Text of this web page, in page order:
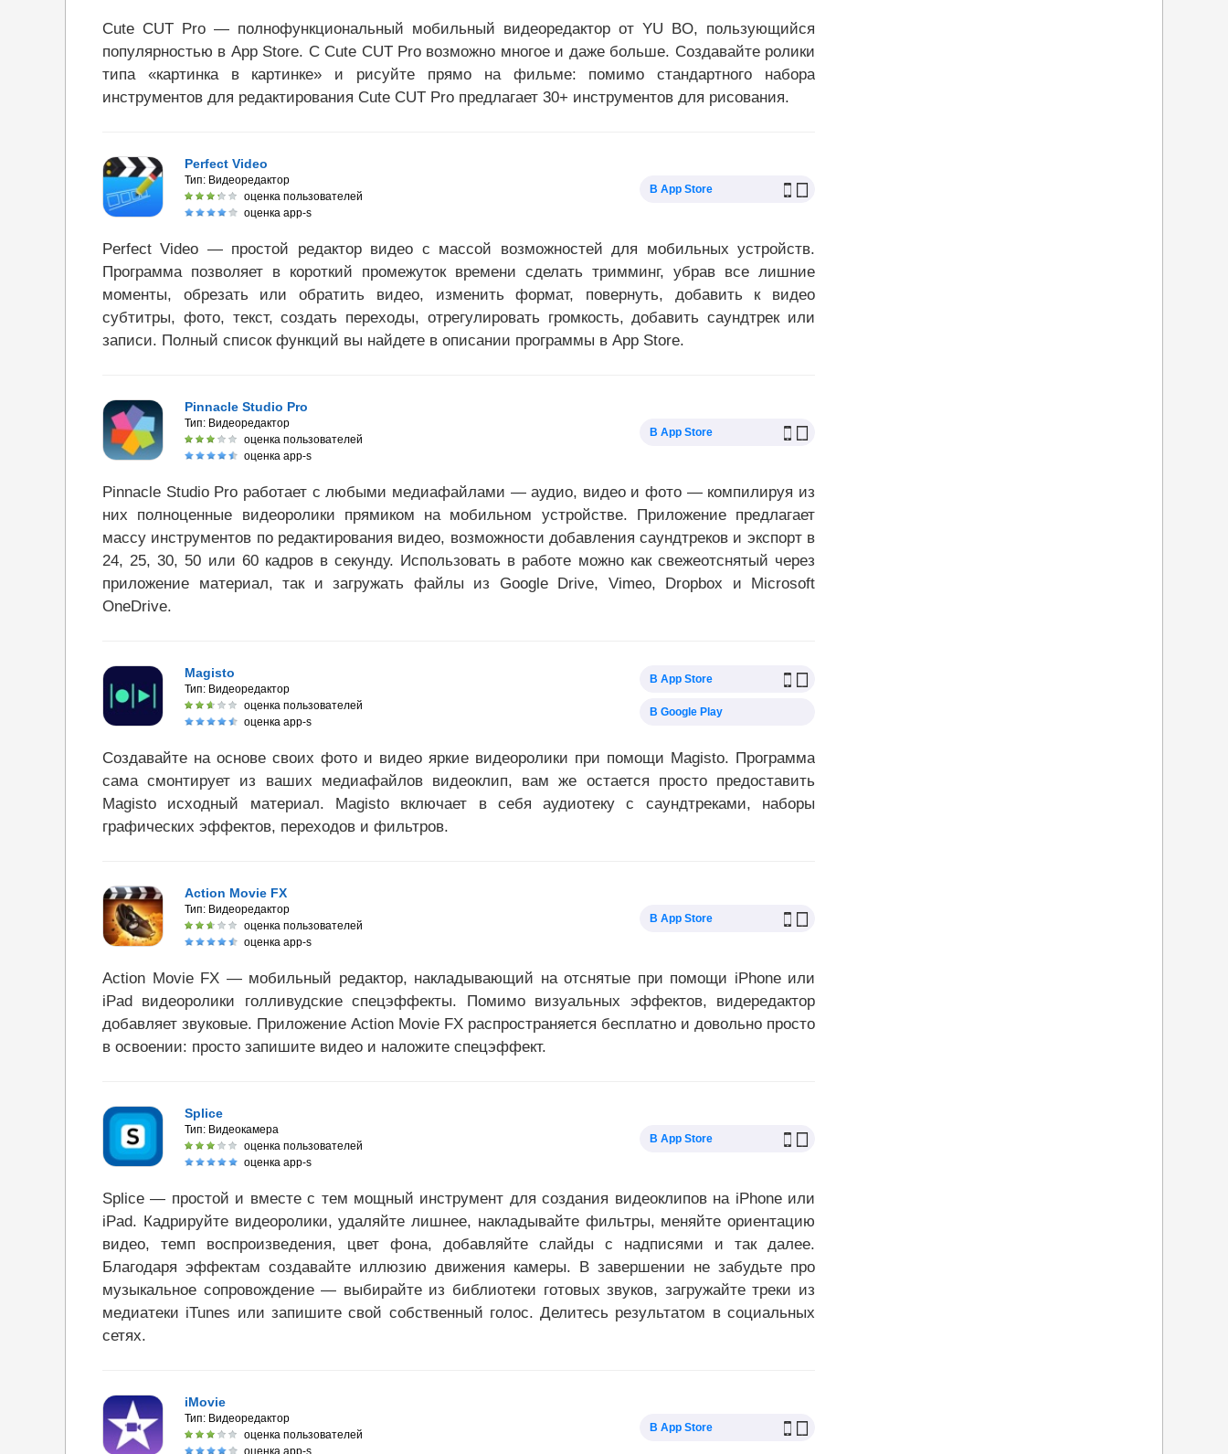
Cute CUT Pro — полнофункциональный мобильный видеоредактор от YU BO, пользующийся
популярностью в App Store. С Cute CUT Pro возможно многое и даже больше. Создавайте ролики
типа «картинка в картинке» и рисуйте прямо на фильме: помимо стандартного набора
инструментов для редактирования Cute CUT Pro предлагает 30+ инструментов для рисования.
Perfect Video
Тип: Видеоредактор
оценка пользователей
оценка app-s
В App Store
Perfect Video — простой редактор видео с массой возможностей для мобильных устройств.
Программа позволяет в короткий промежуток времени сделать тримминг, убрав все лишние
моменты, обрезать или обратить видео, изменить формат, повернуть, добавить к видео
субтитры, фото, текст, создать переходы, отрегулировать громкость, добавить саундтрек или
записи. Полный список функций вы найдете в описании программы в App Store.
Pinnacle Studio Pro
Тип: Видеоредактор
оценка пользователей
оценка app-s
В App Store
Pinnacle Studio Pro работает с любыми медиафайлами — аудио, видео и фото — компилируя из
них полноценные видеоролики прямиком на мобильном устройстве. Приложение предлагает
массу инструментов по редактирования видео, возможности добавления саундтреков и экспорт в
24, 25, 30, 50 или 60 кадров в секунду. Использовать в работе можно как свежеотснятый через
приложение материал, так и загружать файлы из Google Drive, Vimeo, Dropbox и Microsoft
OneDrive.
Magisto
Тип: Видеоредактор
оценка пользователей
оценка app-s
В App Store
В Google Play
Создавайте на основе своих фото и видео яркие видеоролики при помощи Magisto. Программа
сама смонтирует из ваших медиафайлов видеоклип, вам же остается просто предоставить
Magisto исходный материал. Magisto включает в себя аудиотеку с саундтреками, наборы
графических эффектов, переходов и фильтров.
Action Movie FX
Тип: Видеоредактор
оценка пользователей
оценка app-s
В App Store
Action Movie FX — мобильный редактор, накладывающий на отснятые при помощи iPhone или
iPad видеоролики голливудские спецэффекты. Помимо визуальных эффектов, видередактор
добавляет звуковые. Приложение Action Movie FX распространяется бесплатно и довольно просто
в освоении: просто запишите видео и наложите спецэффект.
Splice
Тип: Видеокамера
оценка пользователей
оценка app-s
В App Store
Splice — простой и вместе с тем мощный инструмент для создания видеоклипов на iPhone или
iPad. Кадрируйте видеоролики, удаляйте лишнее, накладывайте фильтры, меняйте ориентацию
видео, темп воспроизведения, цвет фона, добавляйте слайды с надписями и так далее.
Благодаря эффектам создавайте иллюзию движения камеры. В завершении не забудьте про
музыкальное сопровождение — выбирайте из библиотеки готовых звуков, загружайте треки из
медиатеки iTunes или запишите свой собственный голос. Делитесь результатом в социальных
сетях.
iMovie
Тип: Видеоредактор
оценка пользователей
оценка app-s
В App Store